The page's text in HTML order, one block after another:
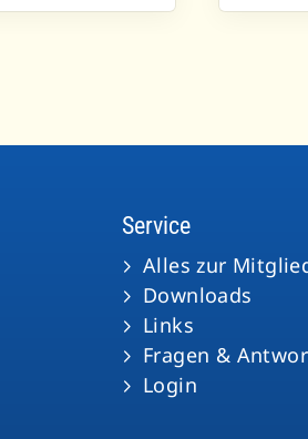
Service
Alles zur
Downloads
Links
Fragen &
Login